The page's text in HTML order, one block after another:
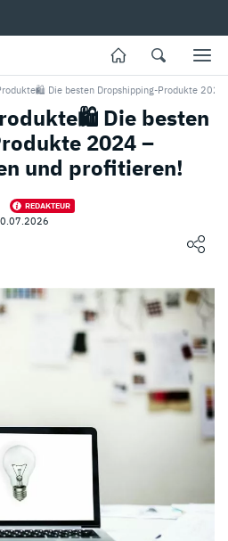
Die besten Dropshipping-Produkte 2024
Die besten
2024 –
und profitieren!
REDAKTEUR